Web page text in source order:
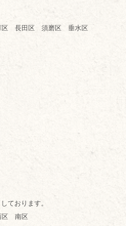
長田区 須磨区 垂水区
ております。
南区